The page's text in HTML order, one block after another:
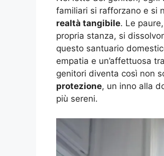
familiari si rafforzano e si
realtà tangibile. Le
propria stanza, si
questo santuario
empatia e un’affettuosa
genitori diventa così non
protezione, un inno alla
più sereni.